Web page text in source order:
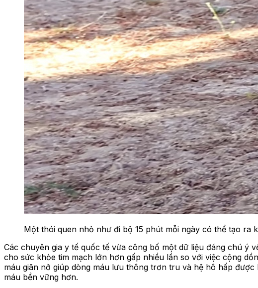
Một thói quen nhỏ như đi bộ 15 phút mỗi ngày có thể tạo ra
Các chuyên gia y tế quốc tế vừa công bố một dữ liệu đáng chú ý
cho sức khỏe tim mạch lớn hơn gấp nhiều lần so với việc cộng
máu giãn nở giúp dòng máu lưu thông trơn tru và hệ hô hấp
máu bền vững hơn.